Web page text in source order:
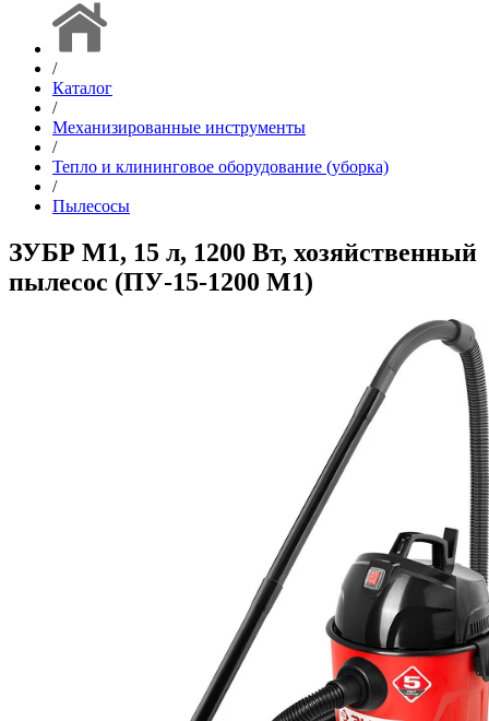
/
Каталог
/
Механизированные инструменты
/
Тепло и клининговое оборудование (уборка)
/
Пылесосы
ЗУБР М1, 15 л, 1200 Вт, хозяйственный
пылесос (ПУ-15-1200 М1)